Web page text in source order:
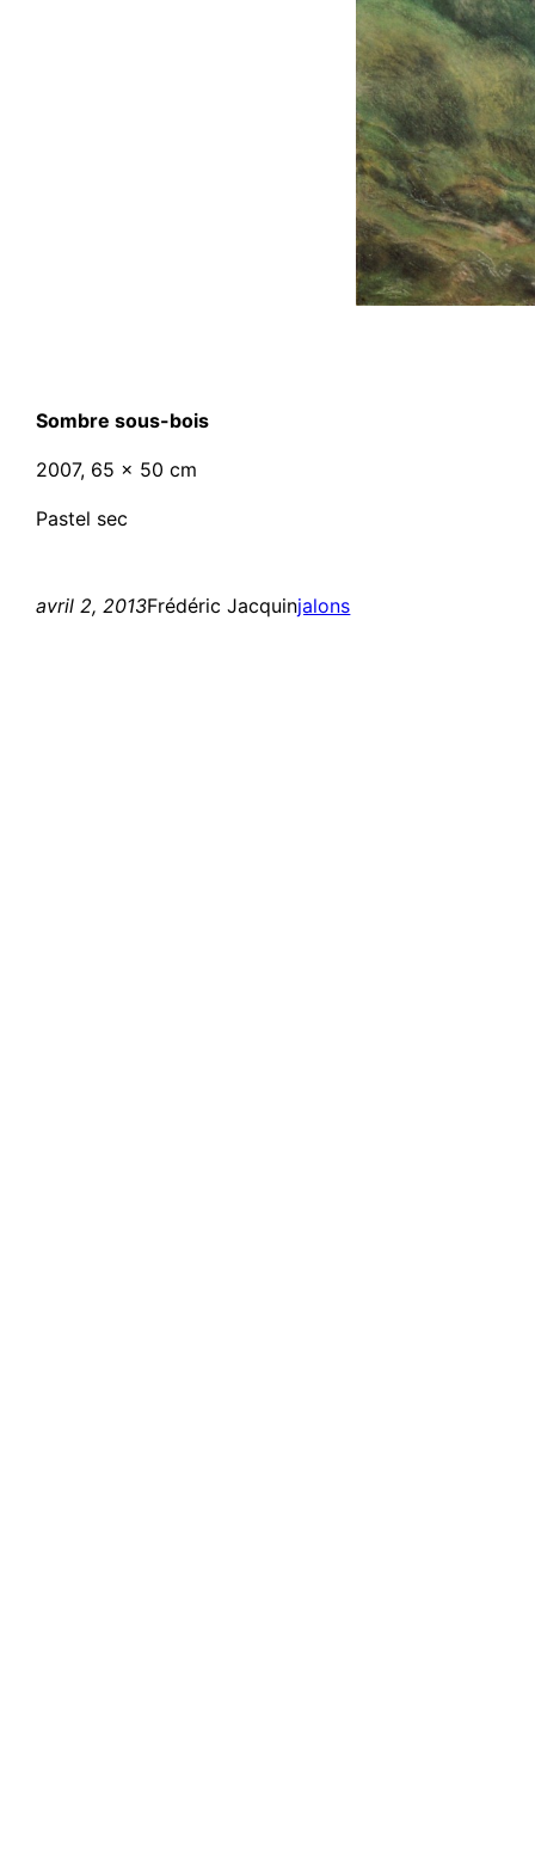
Sombre sous-bois
2007, 65 x 50 cm
Pastel sec
avril 2, 2013Frédéric Jacquinjalons